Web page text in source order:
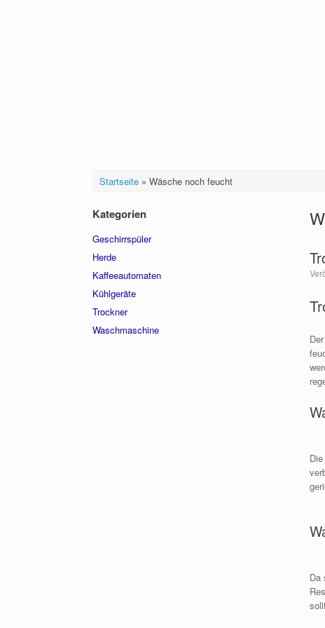
Startseite» Wäsche noch feucht
Da
Kategorien
Geschirrspüler
Herde
Kaffeeautomaten
Kühlgeräte
Trockner
Waschmaschine